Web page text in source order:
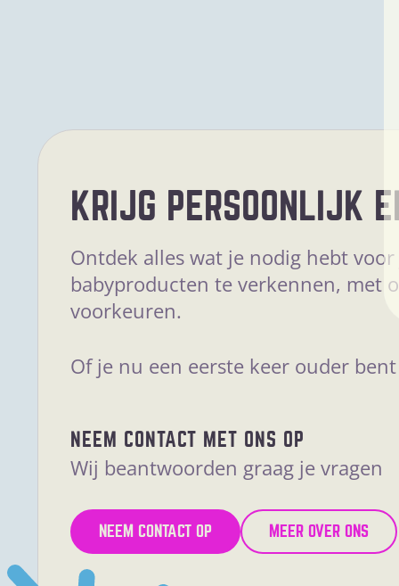
KRIJG PERSOONLIJK
Ontdek alles wat je nodig hebt
babyproducten te verkennen, met
voorkeuren.
Of je nu een eerste keer ouder
NEEM CONTACT MET ONS OP
Wij beantwoorden graag je vragen
NEEM CONTACT OP MEER OVER ONS